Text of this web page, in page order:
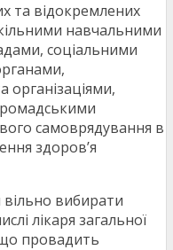
та відокремлених
навчальними
соціальними
організаціями,
самоврядування в
здоров’я
вільно вибирати
лікаря загальної
провадить